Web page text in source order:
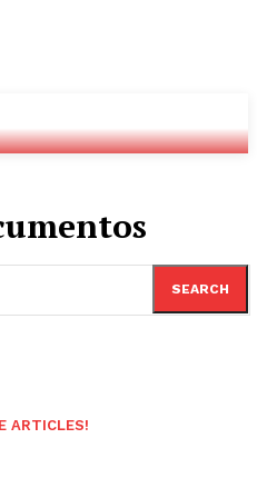
Radio
SEARCH
ARTICLES!